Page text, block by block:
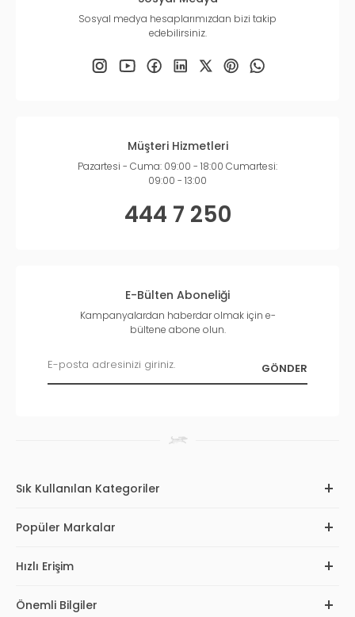
Sosyal medya hesaplarımızdan bizi takip
edebilirsiniz.
Müşteri Hizmetleri
Pazartesi - Cuma: 09:00 - 18:00 Cumartesi:
09:00 - 13:00
444 7 250
E-Bülten Aboneliği
Kampanyalardan haberdar olmak için e-
bültene abone olun.
Sık Kullanılan Kategoriler
Popüler Markalar
Hızlı Erişim
Önemli Bilgiler